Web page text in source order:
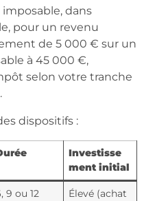
dans
pour un revenu
de 5 000 € sur un
à 45 000 €,
selon votre tranche
dispositifs :
Investisse
ment initial
9 ou 12
Élevé (achat